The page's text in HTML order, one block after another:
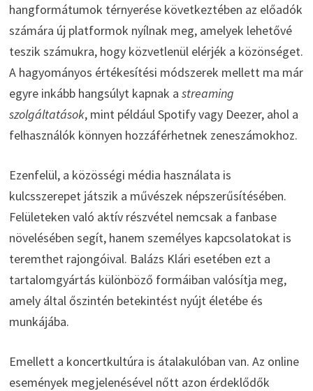
hangformátumok térnyerése következtében az előadók
számára új platformok nyílnak meg, amelyek lehetővé
teszik számukra, hogy közvetlenül elérjék a közönséget.
A hagyományos értékesítési módszerek mellett ma már
egyre inkább hangsúlyt kapnak a streaming
szolgáltatások, mint például Spotify vagy Deezer, ahol a
felhasználók könnyen hozzáférhetnek zeneszámokhoz.
Ezenfelül, a közösségi média használata is
kulcsszerepet játszik a művészek népszerűsítésében.
Felületeken való aktív részvétel nemcsak a fanbase
növelésében segít, hanem személyes kapcsolatokat is
teremthet rajongóival. Balázs Klári esetében ezt a
tartalomgyártás különböző formáiban valósítja meg,
amely által őszintén betekintést nyújt életébe és
munkájába.
Emellett a koncertkultúra is átalakulóban van. Az online
események megjelenésével nőtt azon érdeklődők